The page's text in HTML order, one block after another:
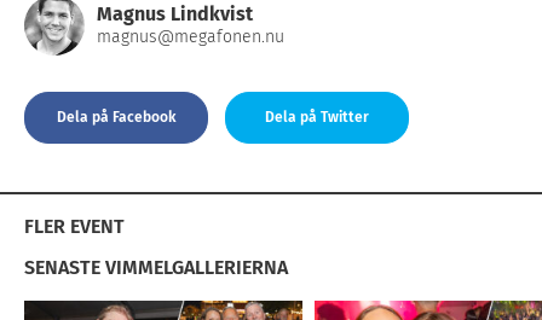
Magnus Lindkvist
magnus@megafonen.nu
Dela på Facebook Dela på Twitter
FLER EVENT
SENASTE VIMMELGALLERIERNA